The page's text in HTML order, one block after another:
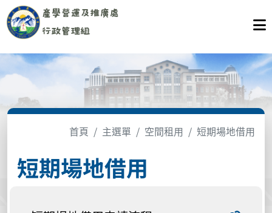
首頁 主選單 空間租用 短期場地借用
短期場地借用